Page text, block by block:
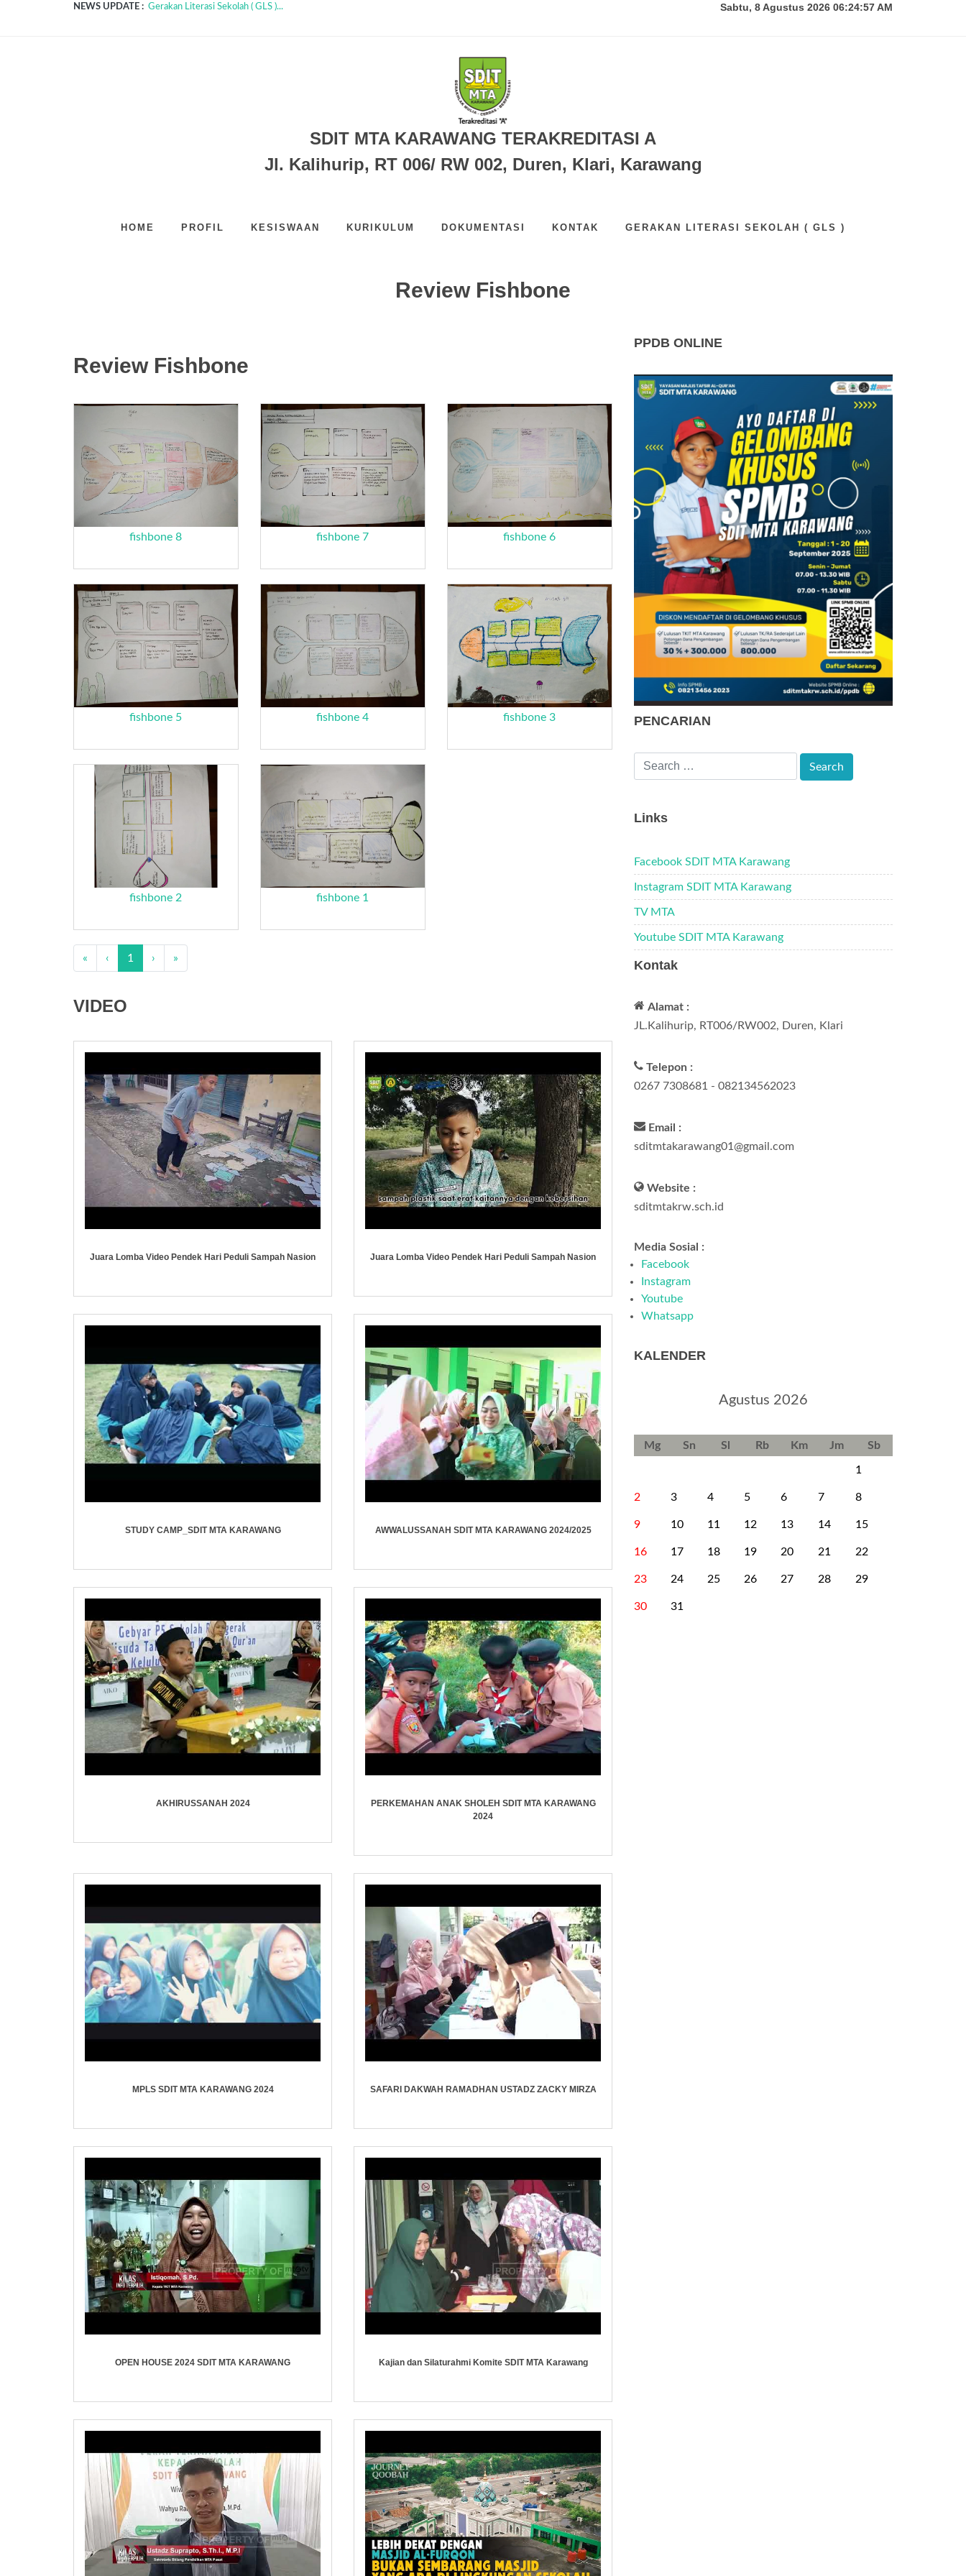
NEWS UPDATE :
SDIT MTA KARAWANG MERAIH 3 EMAS DALAM KEJUARAAN UNSIKA PENC...
KEGIATAN AWALUSSANAH DAN HALAL BI HALAL SDIT MTA KARAWANG T...
Sabtu, 8 Agustus 2026 06:24:59 AM
SDIT MTA KARAWANG TERAKREDITASI A
Jl. Kalihurip, RT 006/ RW 002, Duren, Klari, Karawang
HOME PROFIL KESISWAAN KURIKULUM DOKUMENTASI KONTAK GERAKAN LITERASI SEKOLAH ( GLS )
Review Fishbone
Review Fishbone
fishbone 8 fishbone 7 fishbone 6
fishbone 5 fishbone 4 fishbone 3
fishbone 2 fishbone 1
« ‹ 1 › »
VIDEO
Juara Lomba Video Pendek Hari Peduli Sampah Nasion Juara Lomba Video Pendek Hari Peduli Sampah Nasion
STUDY CAMP_SDIT MTA KARAWANG AWWALUSSANAH SDIT MTA KARAWANG 2024/2025
AKHIRUSSANAH 2024
PERKEMAHAN ANAK SHOLEH SDIT MTA KARAWANG
2024
MPLS SDIT MTA KARAWANG 2024 SAFARI DAKWAH RAMADHAN USTADZ ZACKY MIRZA
OPEN HOUSE 2024 SDIT MTA KARAWANG Kajian dan Silaturahmi Komite SDIT MTA Karawang
PPDB ONLINE
PENCARIAN
Links
Facebook SDIT MTA Karawang
Instagram SDIT MTA Karawang
TV MTA
Youtube SDIT MTA Karawang
Kontak
Alamat :
JL.Kalihurip, RT006/RW002, Duren, Klari
Telepon :
0267 7308681 - 082134562023
Email :
sditmtakarawang01@gmail.com
Website :
sditmtakrw.sch.id
Media Sosial :
Facebook
Instagram
Youtube
Whatsapp
KALENDER
Agustus 2026
Mg Sn Sl Rb Km Jm Sb
1
2 3 4 5 6 7 8
9 10 11 12 13 14 15
16 17 18 19 20 21 22
23 24 25 26 27 28 29
30 31